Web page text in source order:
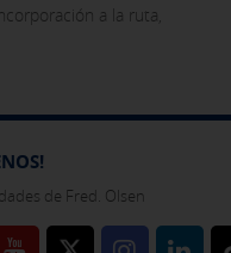
a la ruta,
de Fred. Olsen